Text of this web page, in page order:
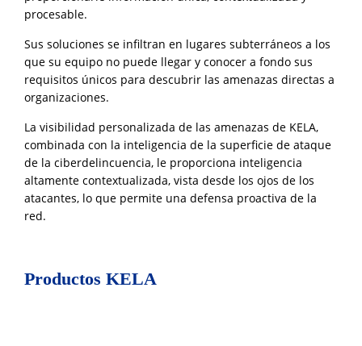
procesable.
Sus soluciones se infiltran en lugares subterráneos a los
que su equipo no puede llegar y conocer a fondo sus
requisitos únicos para descubrir las amenazas directas a
organizaciones.
La visibilidad personalizada de las amenazas de KELA,
combinada con la inteligencia de la superficie de ataque
de la ciberdelincuencia, le proporciona inteligencia
altamente contextualizada, vista desde los ojos de los
atacantes, lo que permite una defensa proactiva de la
red.
Productos KELA